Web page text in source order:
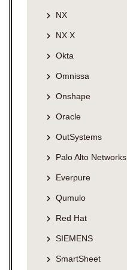
NX
NX X
Okta
Omnissa
Onshape
Oracle
OutSystems
Palo Alto Networks
Everpure
Qumulo
Red Hat
SIEMENS
SmartSheet